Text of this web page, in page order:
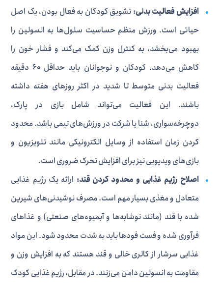
افزایش فعالیت بدنی:تشویق کودکان به فعال بودن، یک اصل
حیاتی است. ورزش منظم حساسیت سلول‌ها به انسولین را
بهبود می‌بخشد، به کنترل وزن کمک می‌کند و فشار خون را
کاهش می‌دهد. کودکان و نوجوانان باید حداقل ۶۰ دقیقه
فعالیت بدنی متوسط تا شدید در اکثر روزهای هفته داشته
باشند. این فعالیت می‌تواند شامل بازی در پارک،
دوچرخه‌سواری، شنا یا شرکت در ورزش‌های تیمی باشد. محدود
کردن زمان استفاده از وسایل الکترونیکی مانند تلویزیون و
بازی‌های ویدیویی نیز برای افزایش تحرک ضروری است.
اصلاح رژیم غذایی و محدود کردن قند: ارائه یک رژیم غذایی
متعادل و مغذی بسیار مهم است. مصرف نوشیدنی‌های شیرین
شده با قند (مانند نوشابه‌ها و آبمیوه‌های صنعتی) و غذاهای
فرآوری شده و فست فودها باید به شدت محدود شود. این مواد
غذایی سرشار از کالری خالی و قند هستند که به افزایش وزن و
مقاومت به انسولین دامن می‌زنند. در مقابل، رژیم غذایی کودک